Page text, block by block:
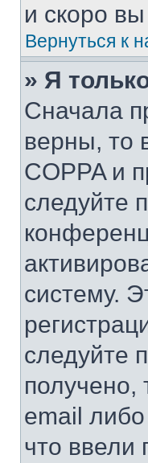
и скоро
Вернуться к
» Я
Сначала
верны, то
COPPA и
следуйте
систему.
следуйте
получено,
email
что ввели